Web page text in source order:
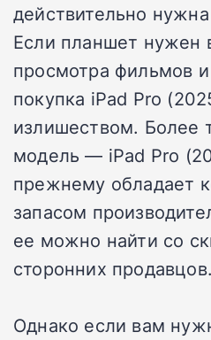
действительно
Если планшет нужен
просмотра фильмов
покупка iPad Pro
излишеством. Более
модель — iPad Pro
прежнему обладает
запасом
ее можно найти со
сторонних продавцов.
Однако если вам